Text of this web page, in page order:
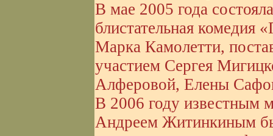
В мае 2005 года
блистательная комедия
Марка Камолетти,
участием Сергея
Алферовой, Елены
В 2006 году известным
Андреем Житинкиным